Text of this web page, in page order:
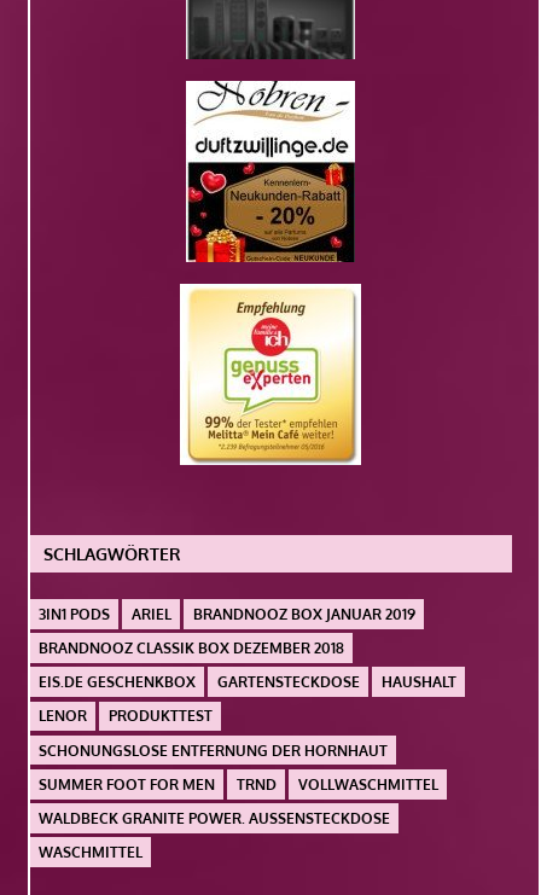
SCHLAGWÖRTER
3IN1 PODS ARIEL
BRANDNOOZ BOX JANUAR 2019
BRANDNOOZ CLASSIK BOX DEZEMBER 2018
EIS.DE GESCHENKBOX
GARTENSTECKDOSE
HAUSHALT
LENOR
PRODUKTTEST
SCHONUNGSLOSE ENTFERNUNG DER HORNHAUT
SUMMER FOOT FOR MEN
TRND
VOLLWASCHMITTEL
WALDBECK GRANITE POWER. AUSSENSTECKDOSE
WASCHMITTEL